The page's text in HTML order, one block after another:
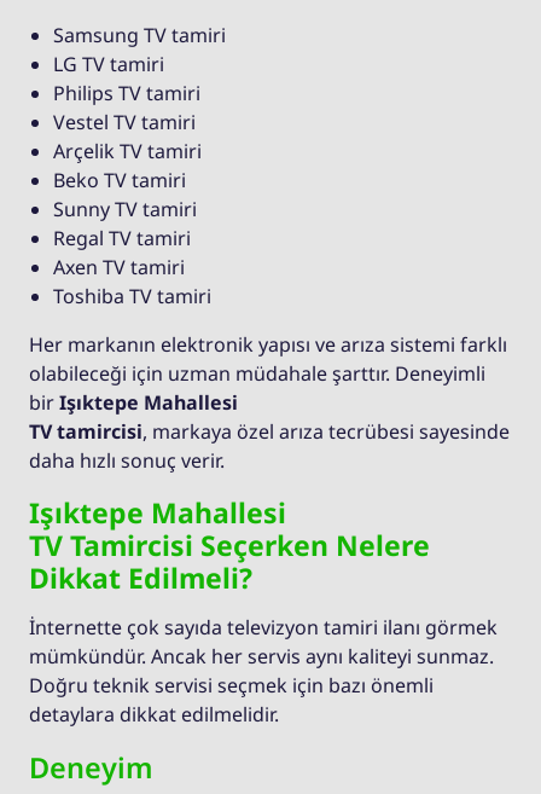
Samsung TV tamiri
LG TV tamiri
Philips TV tamiri
Vestel TV tamiri
Arçelik TV tamiri
Beko TV tamiri
Sunny TV tamiri
Regal TV tamiri
Axen TV tamiri
Toshiba TV tamiri
Her markanın elektronik yapısı ve arıza sistemi farklı
olabileceği için uzman müdahale şarttır. Deneyimli
birIşıktepe Mahallesi
TV tamircisi, markaya özel arıza tecrübesi sayesinde
daha hızlı sonuç verir.
Işıktepe Mahallesi
TV Tamircisi Seçerken Nelere
Dikkat Edilmeli?
İnternette çok sayıda televizyon tamiri ilanı görmek
mümkündür. Ancak her servis aynı kaliteyi sunmaz.
Doğru teknik servisi seçmek için bazı önemli
detaylara dikkat edilmelidir.
Deneyim